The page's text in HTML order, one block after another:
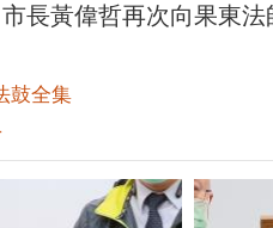
長黃偉哲再次向果東法
鼓全集